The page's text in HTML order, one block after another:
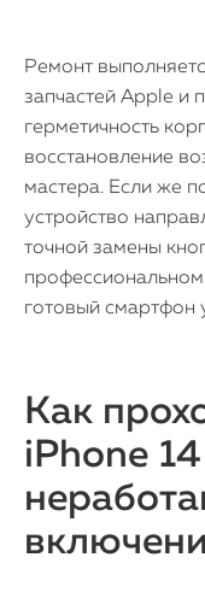
Ремонт
запчастей Apple и
герметичность
восстановление
мастера. Если же
устройство
точной замены
готовый смартфон
Как
iPhone